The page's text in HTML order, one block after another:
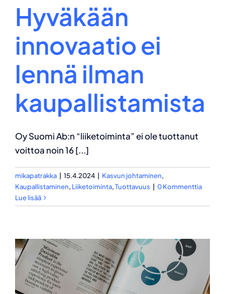
Hyväkään
innovaatio ei
lennä ilman
kaupallistamista
Oy Suomi Ab:n “liiketoiminta” ei ole tuottanut
voittoa noin 16 [...]
mikapatrakka 15.4.2024 Kasvun johtaminen,
Kaupallistaminen, Liiketoiminta,Tuottavuus
0 Kommenttia
Lue lisää